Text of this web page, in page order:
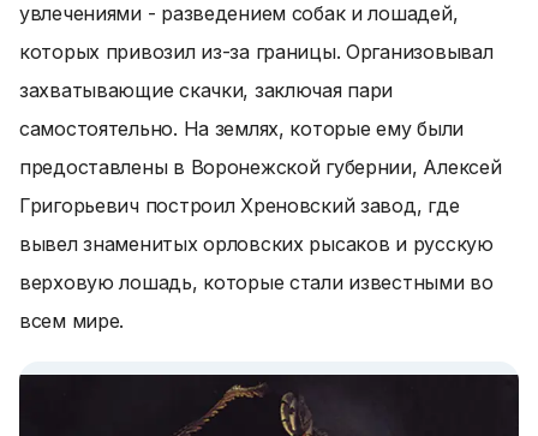
увлечениями - разведением собак и лошадей,
которых привозил из-за границы. Организовывал
захватывающие скачки, заключая пари
самостоятельно. На землях, которые ему были
предоставлены в Воронежской губернии, Алексей
Григорьевич построил Хреновский завод, где
вывел знаменитых орловских рысаков и русскую
верховую лошадь, которые стали известными во
всем мире.